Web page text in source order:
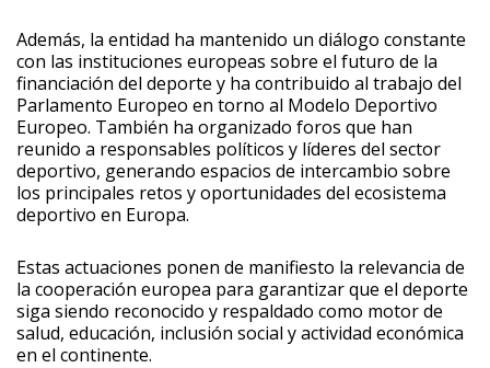
Además, la entidad ha mantenido un diálogo constante
con las instituciones europeas sobre el futuro de la
financiación del deporte y ha contribuido al trabajo del
Parlamento Europeo en torno al Modelo Deportivo
Europeo. También ha organizado foros que han
reunido a responsables políticos y líderes del sector
deportivo, generando espacios de intercambio sobre
los principales retos y oportunidades del ecosistema
deportivo en Europa.
Estas actuaciones ponen de manifiesto la relevancia de
la cooperación europea para garantizar que el deporte
siga siendo reconocido y respaldado como motor de
salud, educación, inclusión social y actividad económica
en el continente.